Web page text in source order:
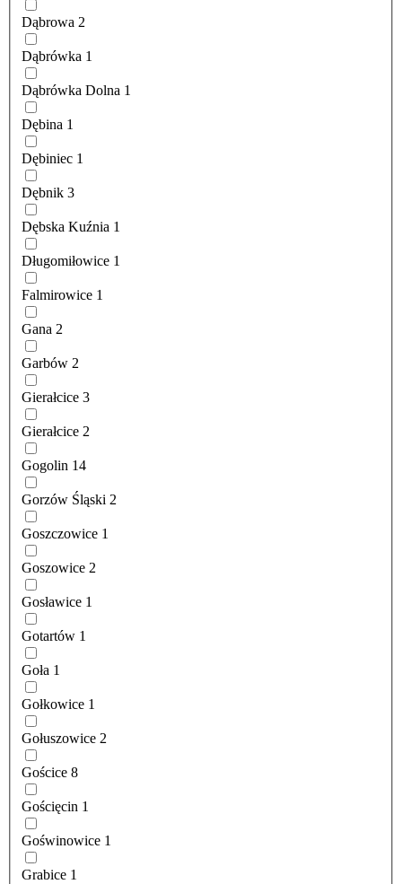
Dąbrowa 2
Dąbrówka 1
Dąbrówka Dolna 1
Dębina 1
Dębiniec 1
Dębnik 3
Dębska Kuźnia 1
Długomiłowice 1
Falmirowice 1
Gana 2
Garbów 2
Gierałcice 3
Gierałcice 2
Gogolin 14
Gorzów Śląski 2
Goszczowice 1
Goszowice 2
Gosławice 1
Gotartów 1
Goła 1
Gołkowice 1
Gołuszowice 2
Gościce 8
Gościęcin 1
Goświnowice 1
Grabice 1